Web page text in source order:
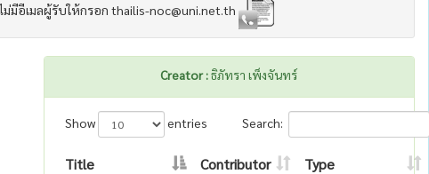
ม่มีอีเมลผู้รับให้กรอก thailis-noc@uni.net.th
Creator :ธิภัทรา เพ็งจันทร์
Show entries Search:
Title Contributor
Type